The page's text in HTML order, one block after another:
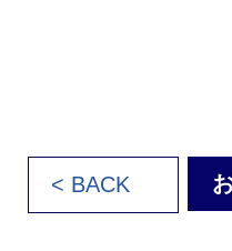
< BACK